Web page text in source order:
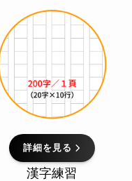
詳細を見る
漢字練習